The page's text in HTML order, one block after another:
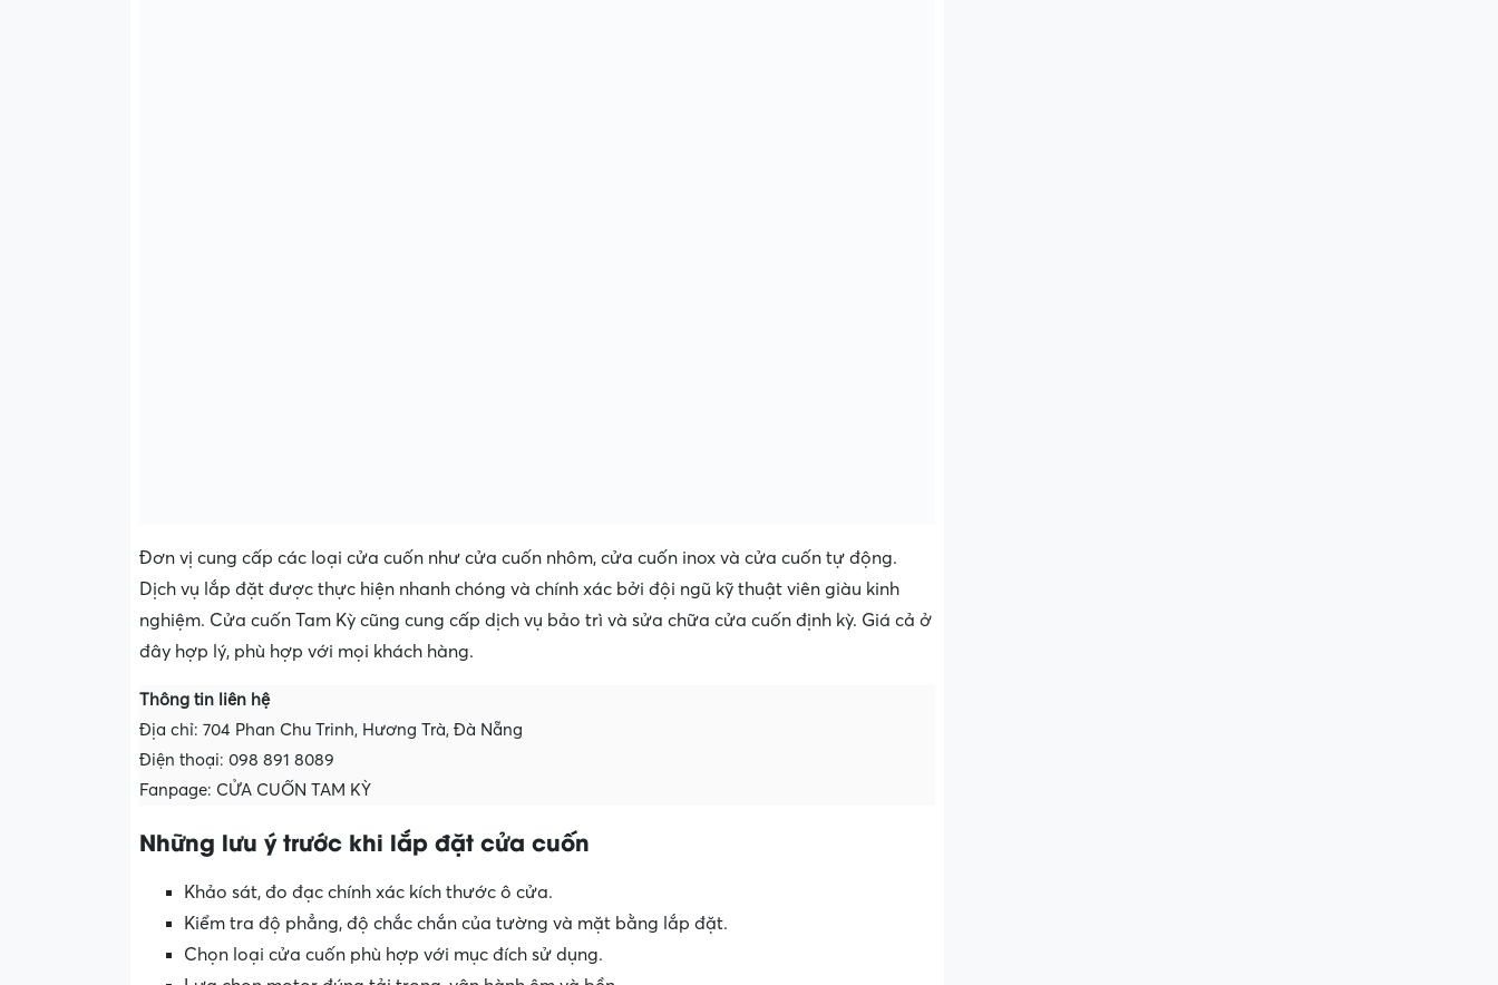
Đơn vị cung cấp các loại cửa cuốn như cửa cuốn nhôm, cửa cuốn inox và cửa cuốn tự động.
Dịch vụ lắp đặt được thực hiện nhanh chóng và chính xác bởi đội ngũ kỹ thuật viên giàu kinh
nghiệm. Cửa cuốn Tam Kỳ cũng cung cấp dịch vụ bảo trì và sửa chữa cửa cuốn định kỳ. Giá cả ở
đây hợp lý, phù hợp với mọi khách hàng.
Thông tin liên hệ
Địa chỉ: 704 Phan Chu Trinh, Hương Trà, Đà Nẵng
Điện thoại: 098 891 8089
Fanpage: CỬA CUỐN TAM KỲ
Những lưu ý trước khi lắp đặt cửa cuốn
Khảo sát, đo đạc chính xác kích thước ô cửa.
Kiểm tra độ phẳng, độ chắc chắn của tường và mặt bằng lắp đặt.
Chọn loại cửa cuốn phù hợp với mục đích sử dụng.